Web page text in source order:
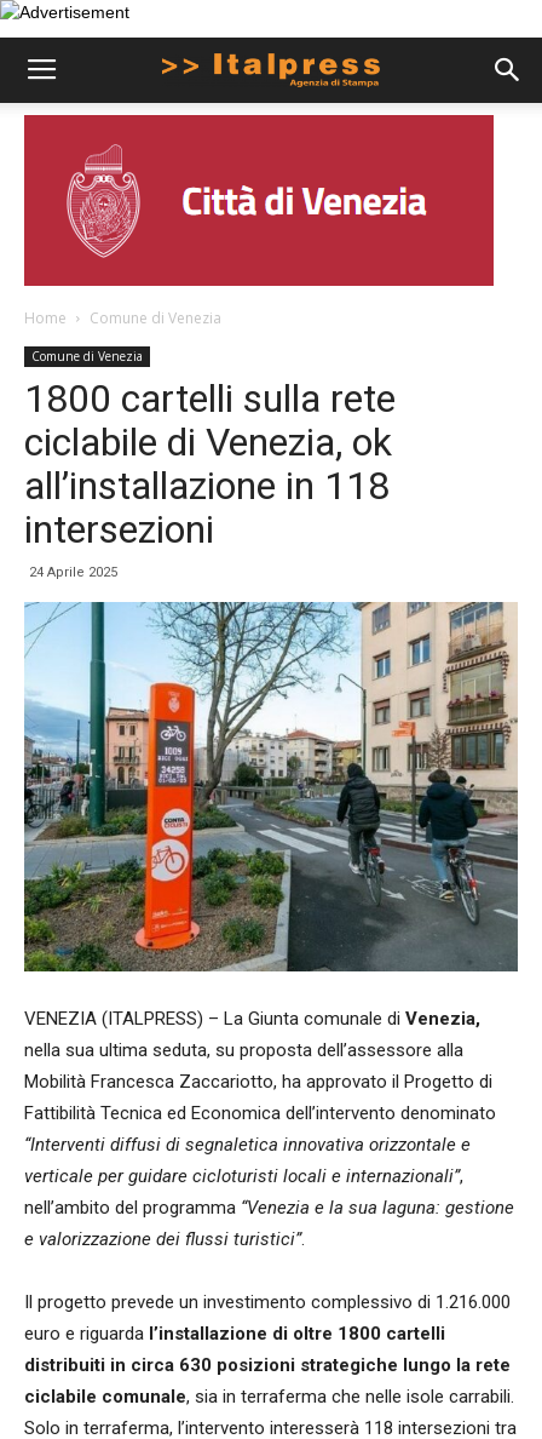
Home Comune di Venezia
Comune di Venezia
1800 cartelli sulla rete
ciclabile di Venezia, ok
all’installazione in 118
intersezioni
24 Aprile 2025
VENEZIA (ITALPRESS) – La Giunta comunale di Venezia,
nella sua ultima seduta, su proposta dell’assessore alla
Mobilità Francesca Zaccariotto, ha approvato il Progetto di
Fattibilità Tecnica ed Economica dell’intervento denominato
“Interventi diffusi di segnaletica innovativa orizzontale e
verticale per guidare cicloturisti locali e internazionali”,
nell’ambito del programma “Venezia e la sua laguna: gestione
e valorizzazione dei flussi turistici”.
Il progetto prevede un investimento complessivo di 1.216.000
euro e riguarda l’installazione di oltre 1800 cartelli
distribuiti in circa 630 posizioni strategiche lungo la rete
ciclabile comunale, sia in terraferma che nelle isole carrabili.
Solo in terraferma, l’intervento interesserà 118 intersezioni tra